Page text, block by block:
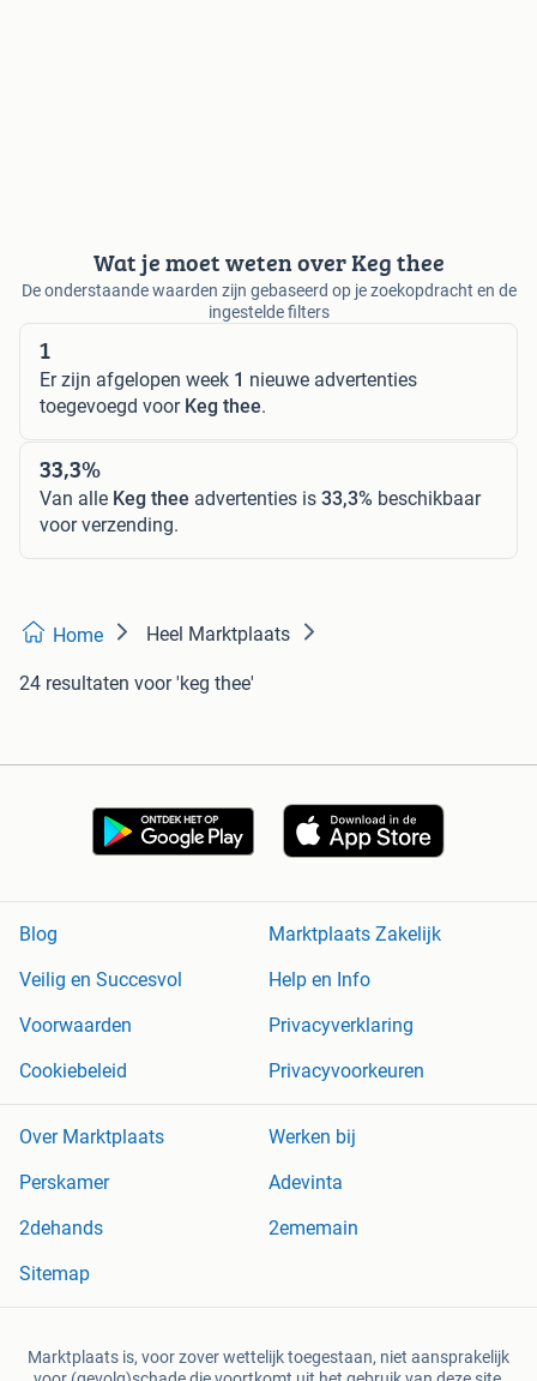
Wat je moet weten over Keg thee
De onderstaande waarden zijn gebaseerd op je zoekopdracht en de
ingestelde filters
1
Er zijn afgelopen week 1 nieuwe advertenties
toegevoegd voor Keg thee.
33,3%
Van alle Keg thee advertenties is 33,3% beschikbaar
voor verzending.
Home Heel Marktplaats
24 resultaten voor 'keg thee'
Blog
Marktplaats Zakelijk
Veilig en Succesvol
Help en Info
Voorwaarden
Privacyverklaring
Cookiebeleid
Privacyvoorkeuren
Over Marktplaats
Werken bij
Perskamer
Adevinta
2dehands
2ememain
Sitemap
Marktplaats is, voor zover wettelijk toegestaan, niet aansprakelijk